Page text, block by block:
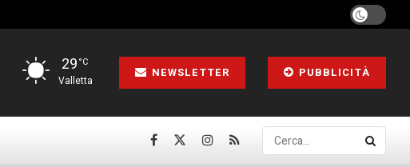
29°C
Valletta
NEWSLETTER PUBBLICITÀ